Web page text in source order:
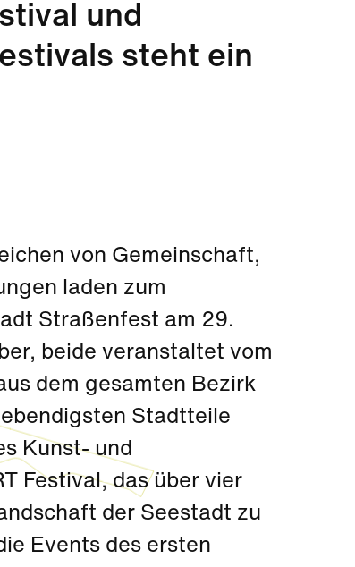
und
steht ein
von Gemeinschaft,
laden zum
Straßenfest am 29.
beide veranstaltet vom
dem gesamten Bezirk
Stadtteile
Kunst- und
Festival, das über vier
der Seestadt zu
Events des ersten